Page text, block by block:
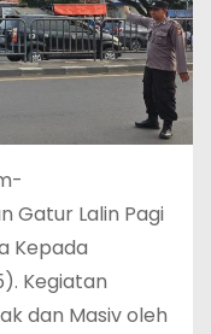
Gatur Lalin Pagi
Kepada
Kegiatan
dan Masiv oleh